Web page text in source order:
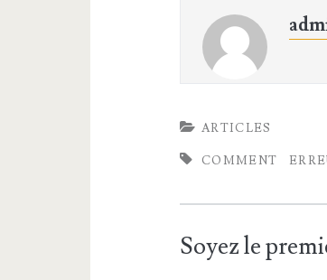
ARTICLES
COMMENT
Soyez le